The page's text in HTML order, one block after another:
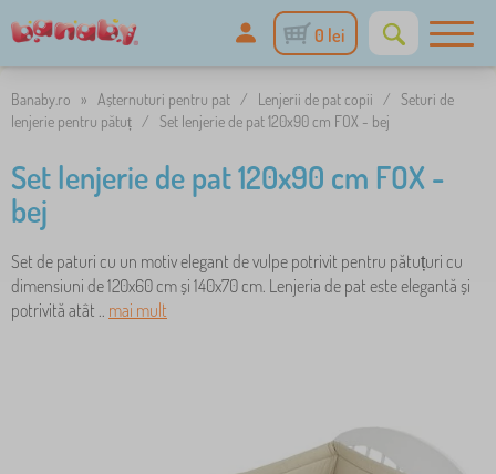
0 lei
Banaby.ro » Așternuturi pentru pat / Lenjerii de pat copii / Seturi de
lenjerie pentru pătuț / Set lenjerie de pat 120x90 cm FOX - bej
Set lenjerie de pat 120x90 cm FOX -
bej
Set de paturi cu un motiv elegant de vulpe potrivit pentru pătuțuri cu
dimensiuni de 120x60 cm și 140x70 cm. Lenjeria de pat este elegantă și
potrivită atât .. mai mult